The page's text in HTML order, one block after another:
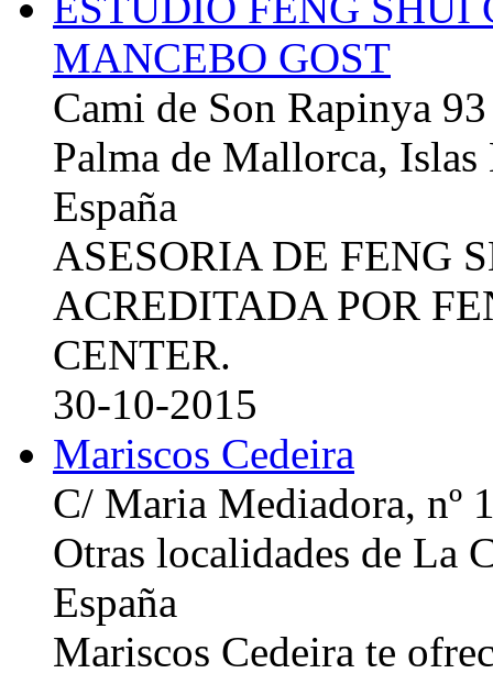
MANCEBO GOST
Cami de Son Rapinya 93
Palma de Mallorca, Islas
España
ASESORIA DE FENG
ACREDITADA POR
CENTER.
30-10-2015
Mariscos Cedeira
C/ Maria Mediadora, nº
Otras localidades de La
España
Mariscos Cedeira te